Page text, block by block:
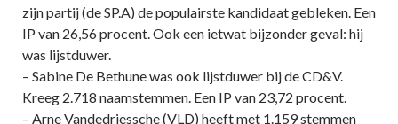
zijn partij (de SP.A) de populairste kandidaat gebleken. Een
IP van 26,56 procent. Ook een ietwat bijzonder geval: hij
was lijstduwer.
– Sabine De Bethune was ook lijstduwer bij de CD&V.
Kreeg 2.718 naamstemmen. Een IP van 23,72 procent.
– Arne Vandedriessche (VLD) heeft met 1.159 stemmen